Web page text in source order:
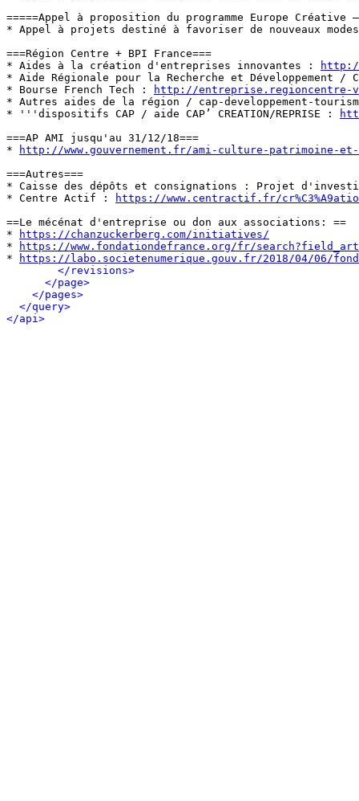
=====Appel à proposition du programme Europe
* Appel à projets destiné à favoriser de nouveaux
===Région Centre + BPI France===
* Aides à la création d'entreprises innovantes :
* Aide Régionale pour la Recherche et Développement /
* Bourse French Tech :
http://entreprise.regioncentre-
* Autres aides de la région / cap-developpement-
* '''dispositifs CAP / aide CAP’ CREATION/REPRISE :
===AP AMI jusqu'au 31/12/18===
*
http://www.gouvernement.fr/ami-culture-patrimoine-et-
===Autres===
* Caisse des dépôts et consignations : Projet
* Centre Actif :
https://www.centractif.fr/
==Le mécénat d'entreprise ou don aux associations: ==
*
https://chanzuckerberg.com/initiatives/
*
https://www.fondationdefrance.org/fr/
*
https://labo.societenumerique.gouv.fr/2018/04/06/
</revisions>
</page>
</pages>
</query>
</api>